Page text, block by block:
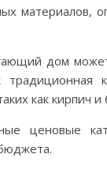
материалов,
дом
как кирпич и
ценовые